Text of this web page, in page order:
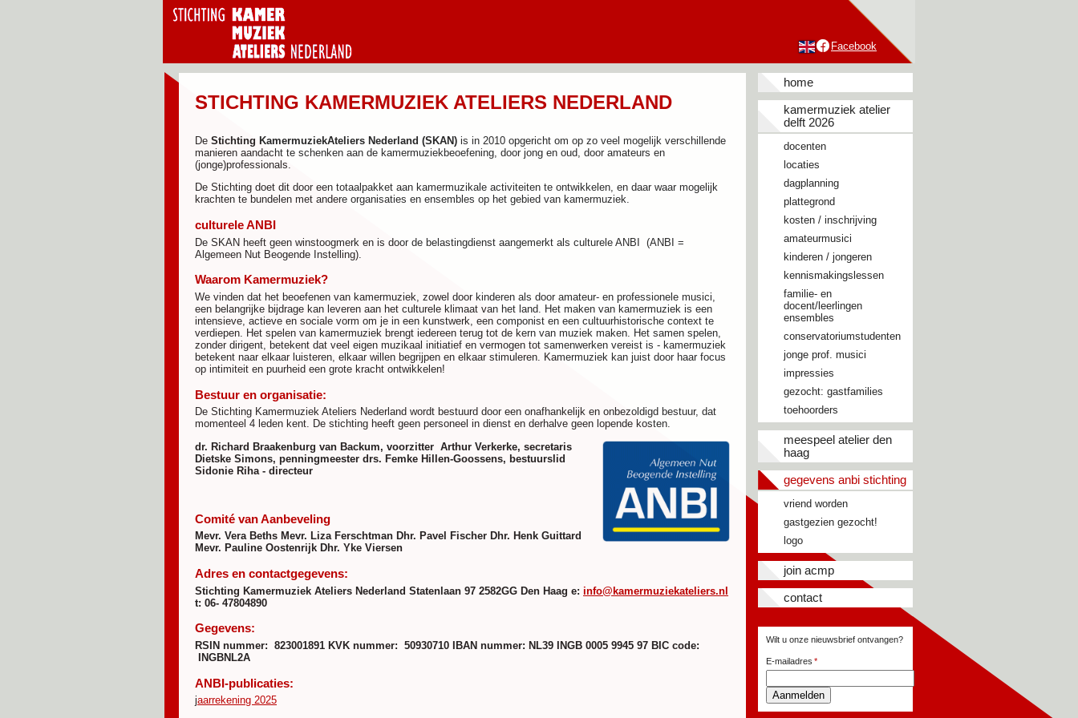
Facebook
STICHTING KAMERMUZIEK ATELIERS NEDERLAND
De Stichting KamermuziekAteliers Nederland (SKAN) is in 2010 opgericht om op zo veel mogelijk verschillende
manieren aandacht te schenken aan de kamermuziekbeoefening, door jong en oud, door amateurs en
(jonge)professionals.
De Stichting doet dit door een totaalpakket aan kamermuzikale activiteiten te ontwikkelen, en daar waar mogelijk
krachten te bundelen met andere organisaties en ensembles op het gebied van kamermuziek.
culturele ANBI
De SKAN heeft geen winstoogmerk en is door de belastingdienst aangemerkt als culturele ANBI (ANBI =
Algemeen Nut Beogende Instelling).
Waarom Kamermuziek?
We vinden dat het beoefenen van kamermuziek, zowel door kinderen als door amateur- en professionele musici,
een belangrijke bijdrage kan leveren aan het culturele klimaat van het land. Het maken van kamermuziek is een
intensieve, actieve en sociale vorm om je in een kunstwerk, een componist en een cultuurhistorische context te
verdiepen. Het spelen van kamermuziek brengt iedereen terug tot de kern van muziek maken. Het samen spelen,
zonder dirigent, betekent dat veel eigen muzikaal initiatief en vermogen tot samenwerken vereist is - kamermuziek
betekent naar elkaar luisteren, elkaar willen begrijpen en elkaar stimuleren. Kamermuziek kan juist door haar focus
op intimiteit en puurheid een grote kracht ontwikkelen!
Bestuur en organisatie:
De Stichting Kamermuziek Ateliers Nederland wordt bestuurd door een onafhankelijk en onbezoldigd bestuur, dat
momenteel 4 leden kent. De stichting heeft geen personeel in dienst en derhalve geen lopende kosten.
dr. Richard Braakenburg van Backum, voorzitter Arthur Verkerke, secretaris
Dietske Simons, penningmeester drs. Femke Hillen-Goossens, bestuurslid
Sidonie Riha - directeur
Comité van Aanbeveling
Mevr. Vera Beths Mevr. Liza Ferschtman Dhr. Pavel Fischer Dhr. Henk Guittard
Mevr. Pauline Oostenrijk Dhr. Yke Viersen
Adres en contactgegevens:
Stichting Kamermuziek Ateliers Nederland Statenlaan 97 2582GG Den Haag e: info@kamermuziekateliers.nl
t: 06- 47804890
Gegevens:
RSIN nummer: 823001891 KVK nummer: 50930710 IBAN nummer: NL39 INGB 0005 9945 97 BIC code:
INGBNL2A
ANBI-publicaties:
jaarrekening 2025
home
kamermuziek atelier
delft 2026
docenten
locaties
dagplanning
plattegrond
kosten / inschrijving
amateurmusici
kinderen / jongeren
kennismakingslessen
familie- en
docent/leerlingen
ensembles
conservatoriumstudenten
jonge prof. musici
impressies
gezocht: gastfamilies
toehoorders
meespeel atelier den
haag
gegevens anbi stichting
vriend worden
gastgezien gezocht!
logo
join acmp
contact
Wilt u onze nieuwsbrief ontvangen?
E-mailadres
Aanmelden